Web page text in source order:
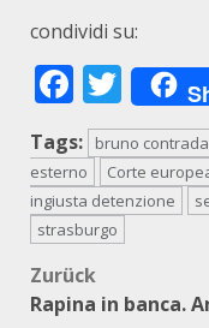
condividi su:
Tags: bruno contrada
esterno
Corte
ingiusta detenzione
strasburgo
Zurück
Rapina in banca.